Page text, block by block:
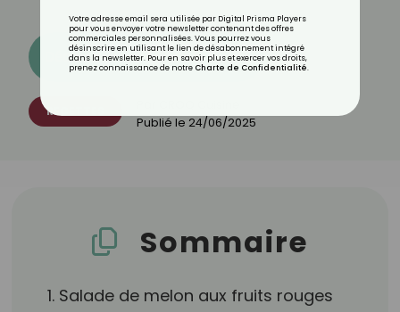
Découvrez les 11 menus CROQ
RECETTES
Publié le 24/06/2025
Sommaire
1. Salade de melon aux fruits rouges
Votre adresse email sera utilisée par Digital Prisma Players
pour vous envoyer votre newsletter contenant des offres
commerciales personnalisées. Vous pourrez vous
désinscrire en utilisant le lien de désabonnement intégré
dans la newsletter. Pour en savoir plus et exercer vos droits,
prenez connaissance de notre Charte de Confidentialité.